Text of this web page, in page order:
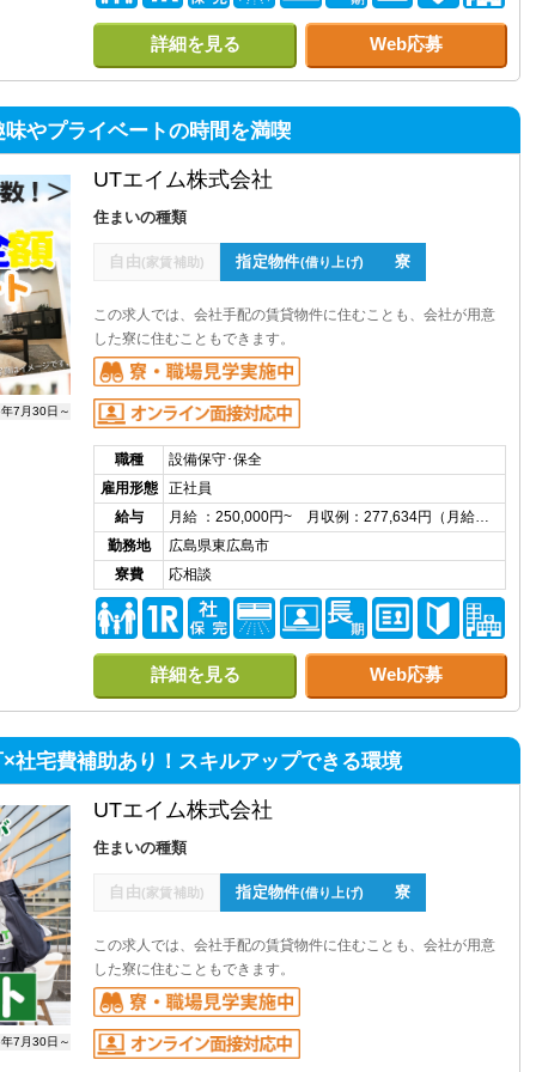
詳細を見る Web応募
やプライベートの時間を満喫
7月30日～
UTエイム株式会社
住まいの種類
自由(家賃補助) 指定物件(借り上げ) 寮
この求人では、会社手配の賃貸物件に住むことも、会社が用意
した寮に住むこともできます。
職種
設備保守･保全
雇用形態
正社員
給与
月給 ：250,000円~ 月収例：277,634円（月給…
勤務地
広島県東広島市
寮費
応相談
詳細を見る Web応募
社宅費補助あり！スキルアップできる環境
7月30日～
UTエイム株式会社
住まいの種類
自由(家賃補助) 指定物件(借り上げ) 寮
この求人では、会社手配の賃貸物件に住むことも、会社が用意
した寮に住むこともできます。